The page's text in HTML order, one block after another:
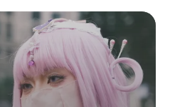
parfait pour briller